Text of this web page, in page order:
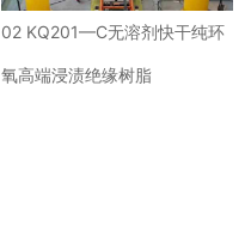
02 KQ201—C无溶剂快干纯环
氧高端浸渍绝缘树脂